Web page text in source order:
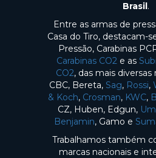
Brasil.
Entre as armas de
Casa do Tiro, destacam-
Pressão, Carabinas
Carabinas CO2 e as
CO2, das mais
CBC, Bereta, Sag, Rossi,
& Koch, Crosman, KWC,
CZ, Huben, Edgun,
Benjamin, Gamo e
Trabalhamos também
marcas nacionais e